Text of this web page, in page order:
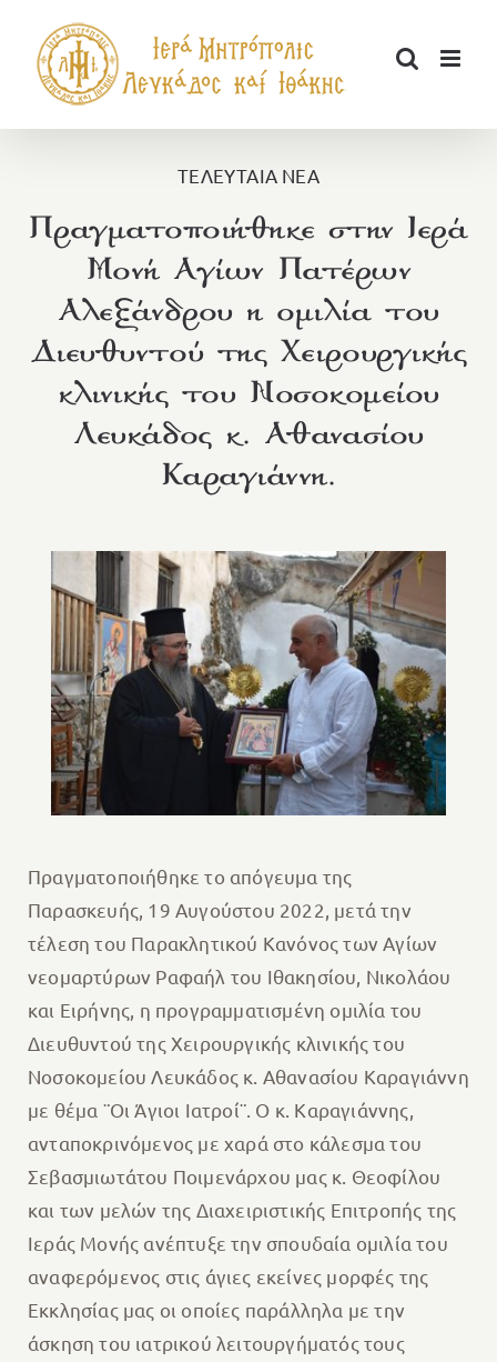
περιεχόμενο
ΤΕΛΕΥΤΑΙΑ ΝΕΑ
Πραγματοποιήθηκε στην Ιερά
Μονή Αγίων Πατέρων
Αλεξάνδρου η ομιλία του
Διευθυντού της Χειρουργικής
κλινικής του Νοσοκομείου
Λευκάδος κ. Αθανασίου
Καραγιάννη.
Πραγματοποιήθηκε το απόγευμα της
Παρασκευής, 19 Αυγούστου 2022, μετά την
τέλεση του Παρακλητικού Κανόνος των Αγίων
νεομαρτύρων Ραφαήλ του Ιθακησίου, Νικολάου
και Ειρήνης, η προγραμματισμένη ομιλία του
Διευθυντού της Χειρουργικής κλινικής του
Νοσοκομείου Λευκάδος κ. Αθανασίου Καραγιάννη
με θέμα ¨Οι Άγιοι Ιατροί¨. Ο κ. Καραγιάννης,
ανταποκρινόμενος με χαρά στο κάλεσμα του
Σεβασμιωτάτου Ποιμενάρχου μας κ. Θεοφίλου
και των μελών της Διαχειριστικής Επιτροπής της
Ιεράς Μονής ανέπτυξε την σπουδαία ομιλία του
αναφερόμενος στις άγιες εκείνες μορφές της
Εκκλησίας μας οι οποίες παράλληλα με την
άσκηση του ιατρικού λειτουργήματός τους